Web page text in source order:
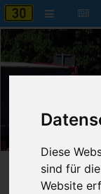
Diese
sind für
Website
Startseite» B30